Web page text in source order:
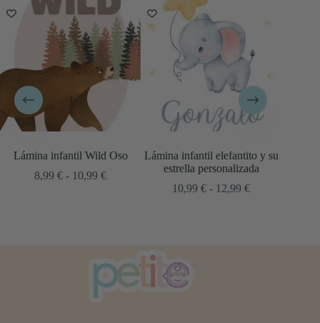
Lámina infantil elefantito y su
12,99 €
Lámina infantil elefantito en la
luna
8,99€ - 10,99